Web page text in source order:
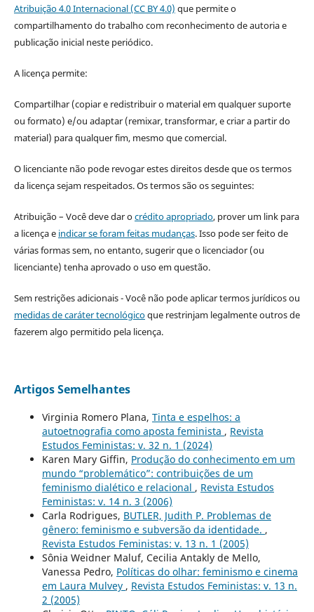
Atribuição 4.0 Internacional (CC BY 4.0) que permite o
compartilhamento do trabalho com reconhecimento de autoria e
publicação inicial neste periódico.
A licença permite:
Compartilhar (copiar e redistribuir o material em qualquer suporte
ou formato) e/ou adaptar (remixar, transformar, e criar a partir do
material) para qualquer fim, mesmo que comercial.
O licenciante não pode revogar estes direitos desde que os termos
da licença sejam respeitados. Os termos são os seguintes:
Atribuição – Você deve dar ocrédito apropriado, prover um link para
a licença e indicar se foram feitas mudanças. Isso pode ser feito de
várias formas sem, no entanto, sugerir que o licenciador (ou
licenciante) tenha aprovado o uso em questão.
Sem restrições adicionais - Você não pode aplicar termos jurídicos ou
medidas de caráter tecnológicoque restrinjam legalmente outros de
fazerem algo permitido pela licença.
Artigos Semelhantes
Virginia Romero Plana, Tinta e espelhos: a
autoetnografia como aposta feminista , Revista
Estudos Feministas: v. 32 n. 1 (2024)
Karen Mary Giffin, Produção do conhecimento em um
mundo “problemático”: contribuições de um
feminismo dialético e relacional , Revista Estudos
Feministas: v. 14 n. 3 (2006)
Carla Rodrigues, BUTLER, Judith P. Problemas de
gênero: feminismo e subversão da identidade. ,
Revista Estudos Feministas: v. 13 n. 1 (2005)
Sônia Weidner Maluf, Cecilia Antakly de Mello,
Vanessa Pedro, Políticas do olhar: feminismo e cinema
em Laura Mulvey , Revista Estudos Feministas: v. 13 n.
2 (2005)